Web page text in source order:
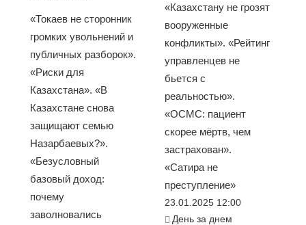
«Токаев не сторонник
громких увольнений и
публичных разборок».
«Риски для
Казахстана». «В
Казахстане снова
защищают семью
Назарбаевых?».
«Безусловный
базовый доход:
почему
заволновались
«Казахстану не грозят
вооруженные
конфликты». «Рейтинг
управленцев не
бьется с
реальностью».
«ОСМС: пациент
скорее мёртв, чем
застрахован».
«Сатира не
преступление»
23.01.2025 12:00
День за днем